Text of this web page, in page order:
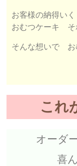
お客様の納得い
おむつケーキ そ
そんな想いで お
これ
オーダ
喜